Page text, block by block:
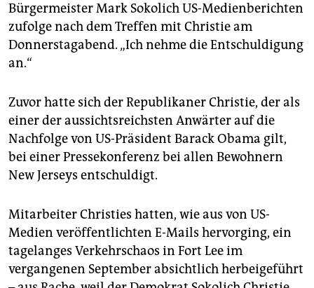
Bürgermeister Mark Sokolich US-Medienberichten
zufolge nach dem Treffen mit Christie am
Donnerstagabend. „Ich nehme die Entschuldigung
an.“
Zuvor hatte sich der Republikaner Christie, der als
einer der aussichtsreichsten Anwärter auf die
Nachfolge von US-Präsident Barack Obama gilt,
bei einer Pressekonferenz bei allen Bewohnern
New Jerseys entschuldigt.
Mitarbeiter Christies hatten, wie aus von US-
Medien veröffentlichten E-Mails hervorging, ein
tagelanges Verkehrschaos in Fort Lee im
vergangenen September absichtlich herbeigeführt